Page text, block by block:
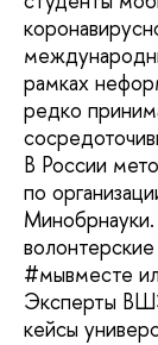
рамках
редко
В России
по
#мывместе
Эксперты
кейсы